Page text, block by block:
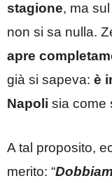
stagione, ma
non si sa nulla.
apre
già si sapeva: è
Napoli sia come
A tal proposito,
merito: “